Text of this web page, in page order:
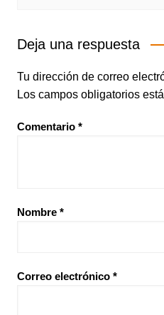
Deja una respuesta
Tu dirección de correo
Los campos obligatorios
Comentario *
Nombre *
Correo electrónico *